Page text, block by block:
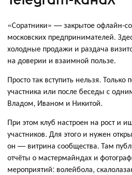
«Соратники» — закрытое офлайн-
московских предпринимателей.
холодные продажи и раздача
на доверии и взаимной пользе.
Просто так вступить нельзя.
участника или после беседы с
Владом, Иваном и Никитой.
При этом клуб настроен на рост и
участников. Для этого и нужен
он — витрина сообщества. Там
отчёты о мастермайндах и
мероприятий: волейбола,